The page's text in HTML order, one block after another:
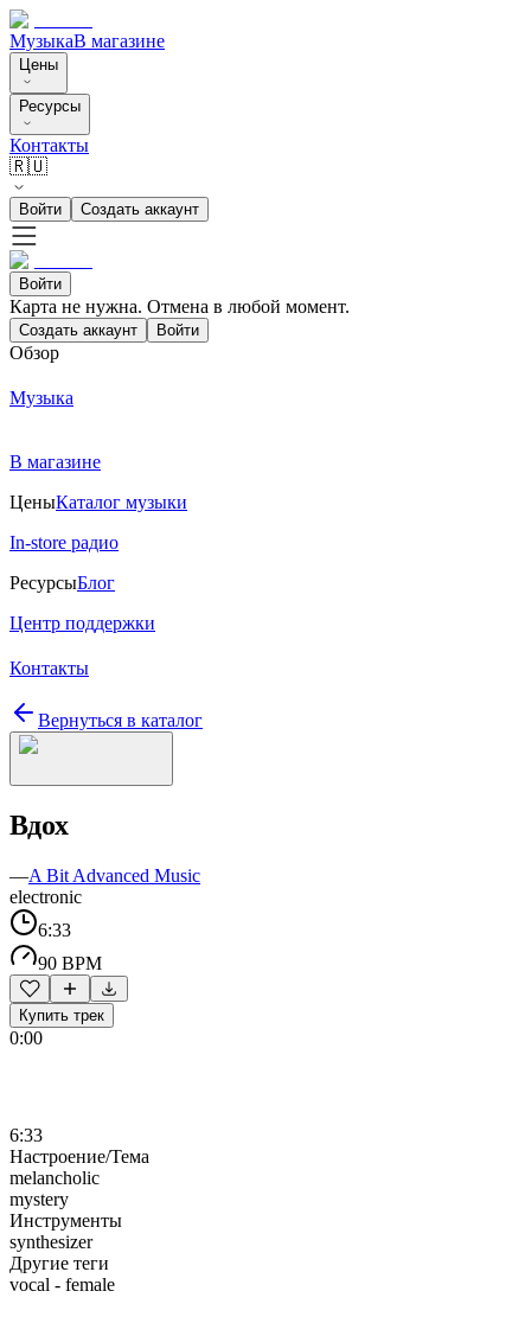
МузыкаВ магазине
Цены
Ресурсы
Контакты
🇷🇺
Войти Создать аккаунт
Войти
Карта не нужна. Отмена в любой момент.
Создать аккаунт Войти
Обзор
Музыка
В магазине
ЦеныКаталог музыки
In-store радио
РесурсыБлог
Центр поддержки
Контакты
Вернуться в каталог
Вдох
—A Bit Advanced Music
electronic
6:33
90 BPM
Купить трек
0:00
6:33
Настроение/Тема
melancholic
mystery
Инструменты
synthesizer
Другие теги
vocal - female